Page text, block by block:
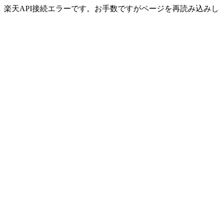
楽天API接続エラーです。お手数ですがページを再読み込みし